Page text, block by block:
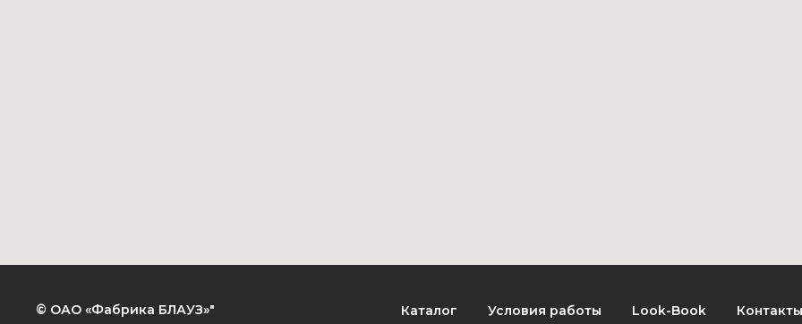
© ОАО «Фабрика БЛАУЗ»" Каталог Условия работы Look-Book Контакты